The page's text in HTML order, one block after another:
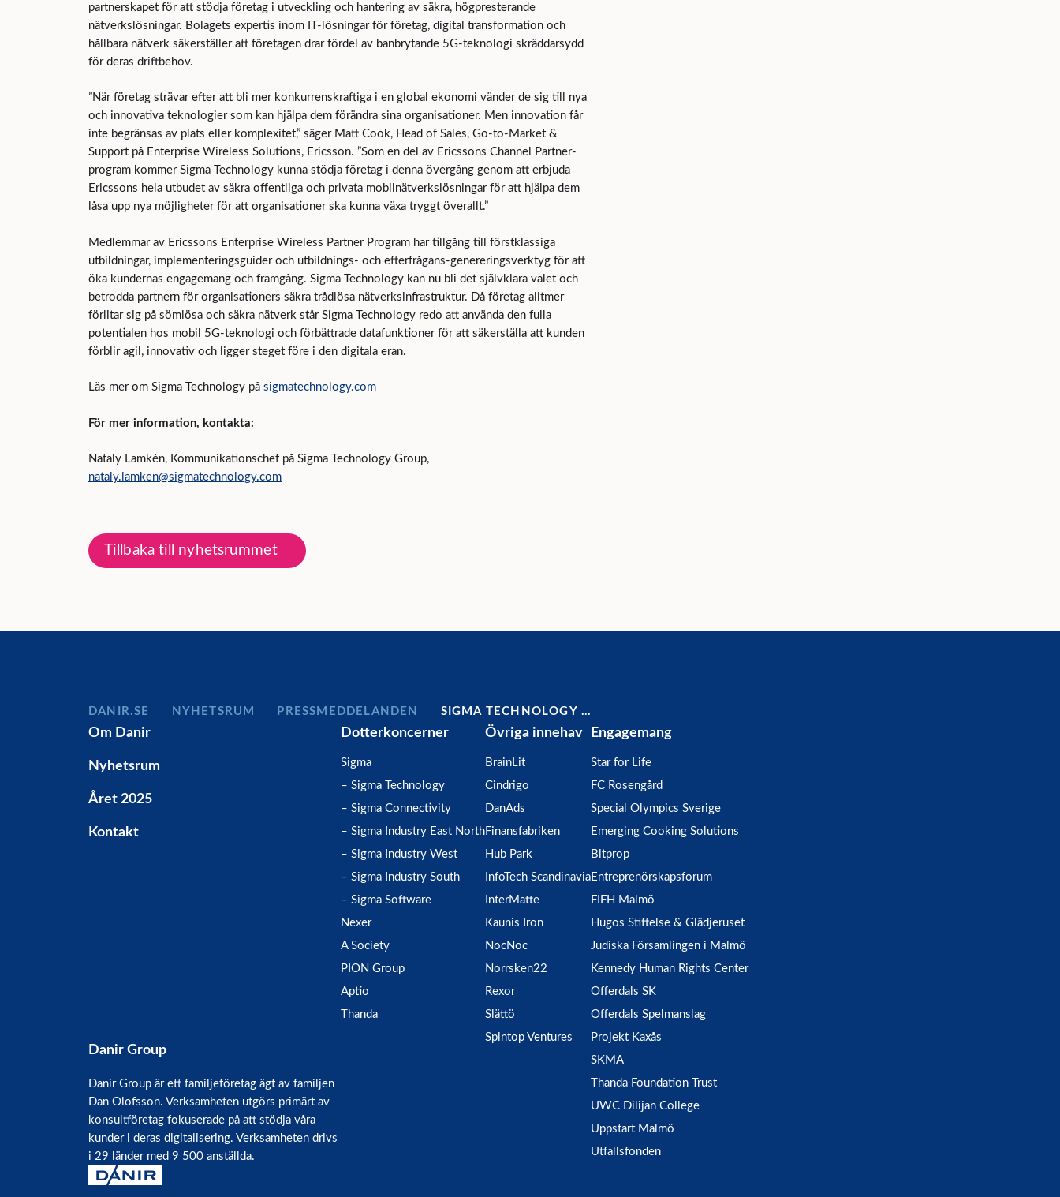
partnerskapet för att stödja företag i utveckling och hantering av säkra, högpresterande
nätverkslösningar. Bolagets expertis inom IT-lösningar för företag, digital transformation och
hållbara nätverk säkerställer att företagen drar fördel av banbrytande 5G-teknologi skräddarsydd
för deras driftbehov.
”När företag strävar efter att bli mer konkurrenskraftiga i en global ekonomi vänder de sig till nya
och innovativa teknologier som kan hjälpa dem förändra sina organisationer. Men innovation får
inte begränsas av plats eller komplexitet,” säger Matt Cook, Head of Sales, Go-to-Market &
Support på Enterprise Wireless Solutions, Ericsson. ”Som en del av Ericssons Channel Partner-
program kommer Sigma Technology kunna stödja företag i denna övergång genom att erbjuda
Ericssons hela utbudet av säkra offentliga och privata mobilnätverkslösningar för att hjälpa dem
låsa upp nya möjligheter för att organisationer ska kunna växa tryggt överallt.”
Medlemmar av Ericssons Enterprise Wireless Partner Program har tillgång till förstklassiga
utbildningar, implementeringsguider och utbildnings- och efterfrågans-genereringsverktyg för att
öka kundernas engagemang och framgång. Sigma Technology kan nu bli det självklara valet och
betrodda partnern för organisationers säkra trådlösa nätverksinfrastruktur. Då företag alltmer
förlitar sig på sömlösa och säkra nätverk står Sigma Technology redo att använda den fulla
potentialen hos mobil 5G-teknologi och förbättrade datafunktioner för att säkerställa att kunden
förblir agil, innovativ och ligger steget före i den digitala eran.
Läs mer om Sigma Technology på sigmatechnology.com
För mer information, kontakta:
Nataly Lamkén, Kommunikationschef på Sigma Technology Group,
nataly.lamken@sigmatechnology.com
Tillbaka till nyhetsrummet
DANIR NYHETSRUM PRESSMEDDELANDEN SIGMA TECHNOLOGY …
Om Danir
Nyhetsrum
Året 2025
Kontakt
Danir Group
Danir Group är ett familjeföretag ägt av familjen
Dan Olofsson. Verksamheten utgörs primärt av
konsultföretag fokuserade på att stödja våra
kunder i deras digitalisering. Verksamheten drivs
i 29 länder med 9 500 anställda.
Dotterkoncerner
Sigma
– Sigma Technology
– Sigma Connectivity
– Sigma Industry East North
– Sigma Industry West
– Sigma Industry South
– Sigma Software
Nexer
A Society
PION Group
Aptio
Thanda
Övriga innehav
BrainLit
Cindrigo
DanAds
Finansfabriken
Hub Park
InfoTech Scandinavia
InterMatte
Kaunis Iron
NocNoc
Norrsken22
Rexor
Slättö
Spintop Ventures
Engagemang
Star for Life
FC Rosengård
Special Olympics Sverige
Emerging Cooking Solutions
Bitprop
Entreprenörskapsforum
FIFH Malmö
Hugos Stiftelse & Glädjeruset
Judiska Församlingen i Malmö
Kennedy Human Rights Center
Offerdals SK
Offerdals Spelmanslag
Projekt Kaxås
SKMA
Thanda Foundation Trust
UWC Dilijan College
Uppstart Malmö
Utfallsfonden